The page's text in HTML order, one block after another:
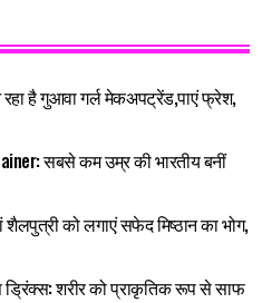
है गुआवा गर्ल मेकअपट्रेंड,पाएं फ्रेश,
सबसे कम उम्र की भारतीय बनीं
को लगाएं सफेद मिष्ठान का भोग,
ड्रिंक्स: शरीर को प्राकृतिक रूप से साफ